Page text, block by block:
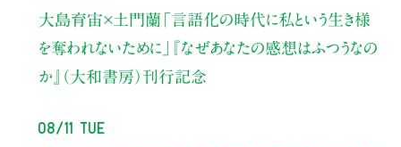
大島育宙×土門蘭 「言語化の時代に私という生き様
を奪われないために」
『なぜあなたの感想はふつうなの
か』（大和書房）刊行記念
08/11 Tue